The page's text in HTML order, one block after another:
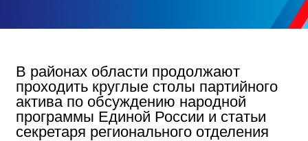
В районах области продолжают
проходить круглые столы партийного
актива по обсуждению народной
программы Единой России и статьи
секретаря регионального отделения